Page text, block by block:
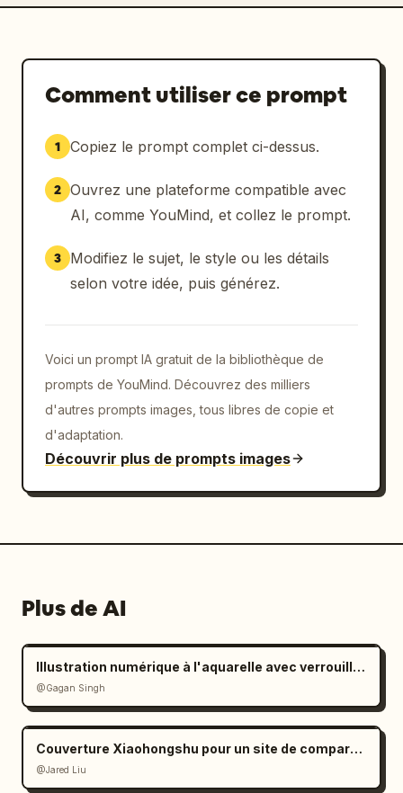
Comment utiliser ce prompt
1 Copiez le prompt complet ci-dessus.
2 Ouvrez une plateforme compatible avec
AI, comme YouMind, et collez le prompt.
3
Modifiez le sujet, le style ou les détails
selon votre idée, puis générez.
Voici un prompt IA gratuit de la bibliothèque de
prompts de YouMind. Découvrez des milliers
d'autres prompts images, tous libres de copie et
d'adaptation.
Découvrir plus de prompts images
Plus de AI
Illustration numérique à l'aquarelle avec verrouillage strict de l'identité
@Gagan Singh
Couverture Xiaohongshu pour un site de comparaison de modèles d'IA
@Jared Liu